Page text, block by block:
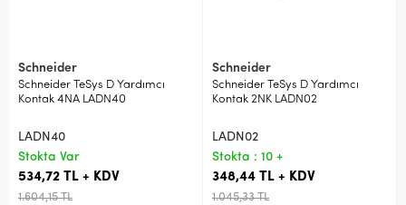
Schneider
Schneider TeSys D Yardımcı
Kontak 4NA LADN40
LADN40
Stokta Var
534,72 TL + KDV
1.604,15 TL
Schneider
Schneider TeSys D Yardımcı
Kontak 2NK LADN02
LADN02
Stokta : 10 +
348,44 TL + KDV
1.045,33 TL